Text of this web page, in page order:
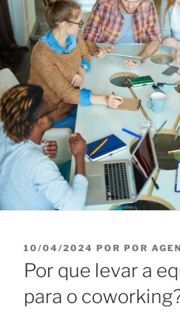
PUBLICADO
EM
10/04/2024 POR POR
Por que levar a
para o